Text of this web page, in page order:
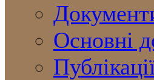
Основні